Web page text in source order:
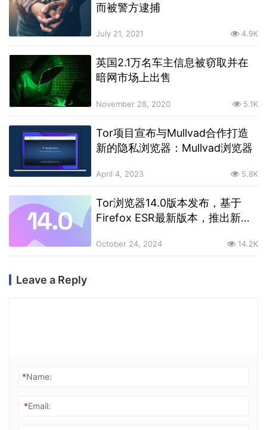
而被警方逮捕
July 21, 2021 4.9K
英国2.1万名车主信息被窃取并在
暗网市场上出售
November 28, 2020 5.1K
Tor项目宣布与Mullvad合作打造
新的隐私浏览器：Mullvad浏览器
April 4, 2023 5.8K
Tor浏览器14.0版本发布，基于
Firefox ESR最新版本，推出新的
October 24, 2024 14.2K
Leave a Reply
*Name:
*Email: